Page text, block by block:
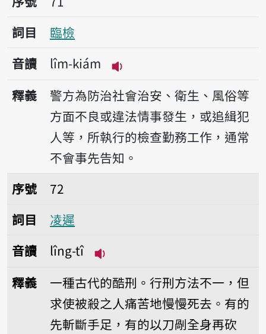
詞目
臨檢
音讀
lîm-kiám
播放音讀lîm-kiám
釋義
警方為防治社會治安、衛生、風俗等
方面不良或違法情事發生，或追緝犯
人等，所執行的檢查勤務工作，通常
不會事先告知。
序號72凌遲
序號
72
詞目
凌遲
音讀
lîng-tî
釋義
一種古代的酷刑。行刑方法不一，但
求使被殺之人痛苦地慢慢死去。有的
先斬斷手足，有的以刀剮全身再砍